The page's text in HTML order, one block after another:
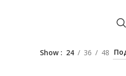
Show 24 36 48